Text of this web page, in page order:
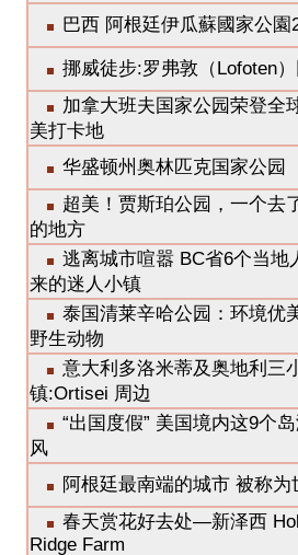
巴西 阿根廷伊瓜蘇國家公園
挪威徒步:罗弗敦（Lofoten
加拿大班夫国家公园荣登全
美打卡地
华盛顿州奥林匹克国家公园
超美！贾斯珀公园，一个去
的地方
逃离城市喧嚣 BC省6个当地
来的迷人小镇
泰国清莱辛哈公园：环境优
野生动物
意大利多洛米蒂及奥地利三
镇:Ortisei 周边
“出国度假” 美国境内这9个
风
阿根廷最南端的城市 被称为
春天赏花好去处—新泽西
Ridge Farm